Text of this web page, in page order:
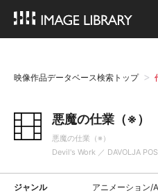
映像作品データベース検索トップ
悪魔の仕業（※）
悪魔の仕業（※）
Devil's Work ／ DAVOLJA
ジャンル アニメーション/